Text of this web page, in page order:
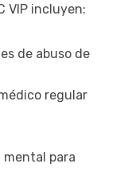
VIP incluyen:
de abuso de
regular
mental para